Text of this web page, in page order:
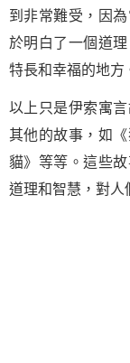
到非常難受，因
於明白了一個道
特長和幸福的地方
以上只是伊索寓
其他的故事，如
貓》等等。這些
道理和智慧，對人